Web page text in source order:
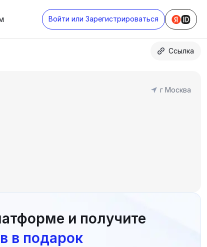
Войти или Зарегистрироваться
Ссылка
г Москва
и получите
в подарок